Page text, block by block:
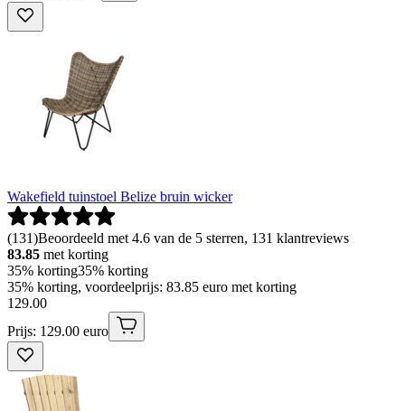
Wakefield tuinstoel Belize bruin wicker
(131)Beoordeeld met 4.6 van de 5 sterren, 131 klantreviews
83.85 met korting
35% korting35% korting
35% korting, voordeelprijs: 83.85 euro met korting
129.00
Prijs: 129.00 euro